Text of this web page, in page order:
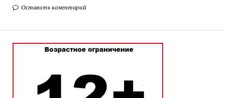
Оставить коментарий